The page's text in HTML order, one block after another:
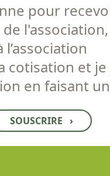
pour
l'association,
l’association
cotisation et
en faisant
SOUSCRIRE ›